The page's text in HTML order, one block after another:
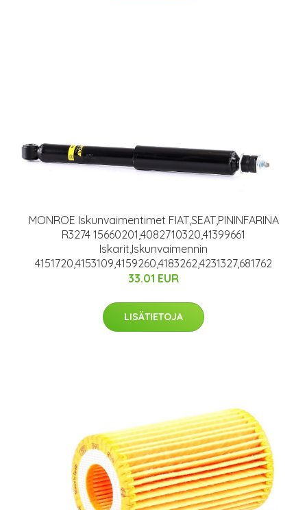
MONROE Iskunvaimentimet FIAT,SEAT,PININFARINA
R3274 15660201,4082710320,41399661
Iskarit,Iskunvaimennin
4151720,4153109,4159260,4183262,4231327,681762
33.01 EUR
LISÄTIETOJA